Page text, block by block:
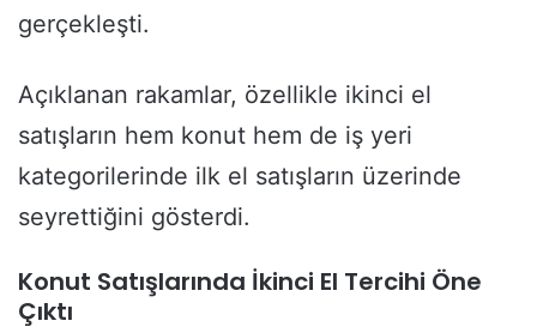
gerçekleşti.
Açıklanan rakamlar, özellikle ikinci el
satışların hem konut hem de iş yeri
kategorilerinde ilk el satışların üzerinde
seyrettiğini gösterdi.
Konut Satışlarında İkinci El Tercihi Öne
Çıktı